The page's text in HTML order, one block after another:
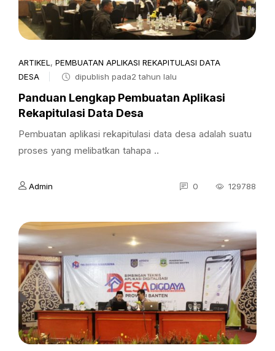
ARTIKEL , PEMBUATAN APLIKASI REKAPITULASI DATA
DESA
dipublish pada2 tahun lalu
Panduan Lengkap Pembuatan Aplikasi
Rekapitulasi Data Desa
Pembuatan aplikasi rekapitulasi data desa adalah suatu
proses yang melibatkan tahapa ..
Admin 0 129788